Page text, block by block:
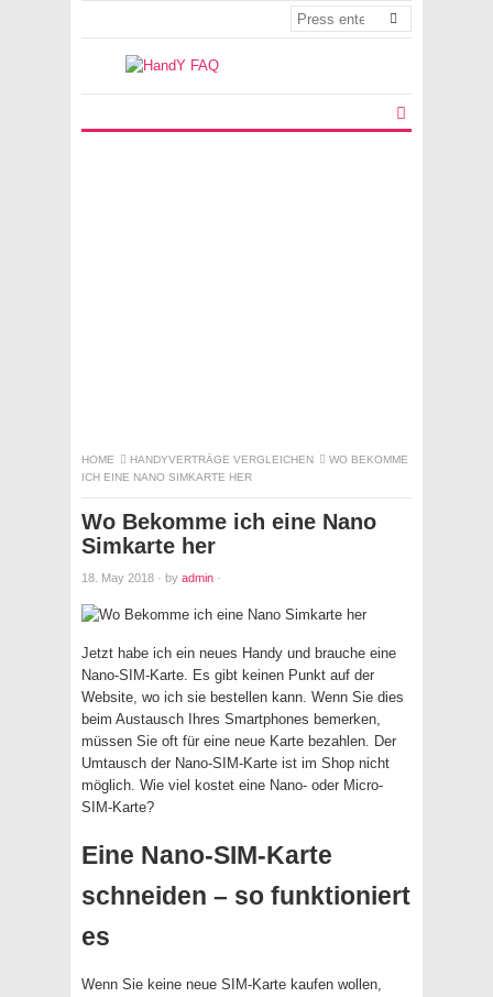
HOME HANDYVERTRÄGE VERGLEICHEN
WO BEKOMME
ICH EINE NANO SIMKARTE HER
Wo Bekomme ich eine Nano
Simkarte her
18. May 2018 · by admin ·
Jetzt habe ich ein neues Handy und brauche eine
Nano-SIM-Karte. Es gibt keinen Punkt auf der
Website, wo ich sie bestellen kann. Wenn Sie dies
beim Austausch Ihres Smartphones bemerken,
müssen Sie oft für eine neue Karte bezahlen. Der
Umtausch der Nano-SIM-Karte ist im Shop nicht
möglich. Wie viel kostet eine Nano- oder Micro-
SIM-Karte?
Eine Nano-SIM-Karte
schneiden – so funktioniert
es
Wenn Sie keine neue SIM-Karte kaufen wollen,